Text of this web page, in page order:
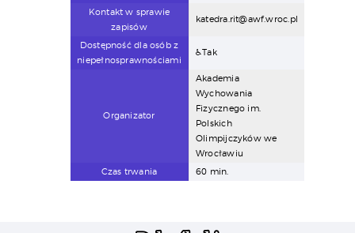
Kontakt w sprawie
zapisów
katedra.rit@awf.wroc.pl
Dostępność dla osób z
niepełnosprawnościami
♿Tak
Organizator
Akademia
Wychowania
Fizycznego im.
Polskich
Olimpijczyków we
Wrocławiu
Czas trwania
60 min.